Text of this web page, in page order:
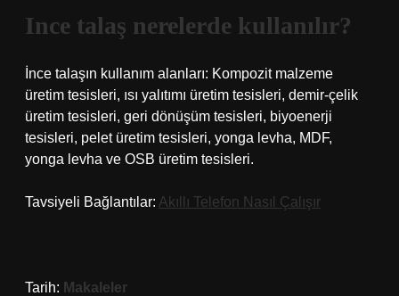
Ince talaş nerelerde kullanılır?
İnce talaşın kullanım alanları: Kompozit malzeme
üretim tesisleri, ısı yalıtımı üretim tesisleri, demir-çelik
üretim tesisleri, geri dönüşüm tesisleri, biyoenerji
tesisleri, pelet üretim tesisleri, yonga levha, MDF,
yonga levha ve OSB üretim tesisleri.
Tavsiyeli Bağlantılar: Akıllı Telefon Nasıl Çalışır
Tarih: Makaleler